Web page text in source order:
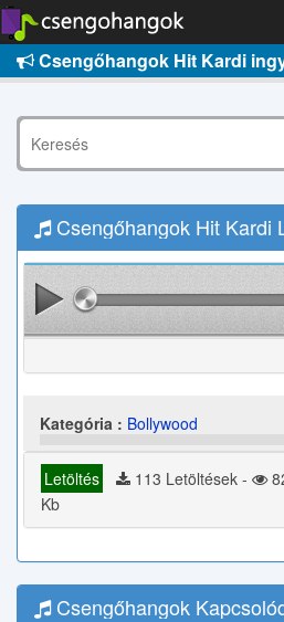
Csengőhangok Hit Kardi
Csengőhangok Hit Kardi
Kategória : Bollywood
Letöltés 113 Letöltések -
Kb
Csengőhangok